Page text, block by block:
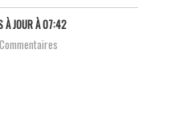
JOUR À 07:42